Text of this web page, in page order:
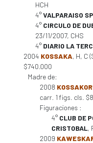
HCH
4°VALPARAISO
4° CIRCULO DE
23/11/2007, CHS
4° DIARIO LA
2004 KOSSAKA, H, C
$740.000
Madre de:
2008
carr. 1 figs. cls.
Figuraciones :
4° CLUB DE
CRISTOBAL,
2009